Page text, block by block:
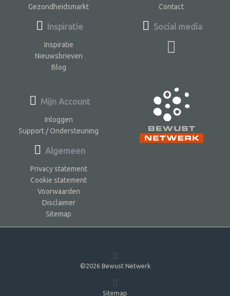
Gezondheidsmarkt
Inspiratie
Inspiratie
Nieuwsbrieven
Blog
Contact
Social media
Mijn Account
Inloggen
Support / Ondersteuning
Algemeen
Privacy statement
Cookie statement
Voorwaarden
Disclaimer
Sitemap
©2026 Bewust Netwerk
Sitemap